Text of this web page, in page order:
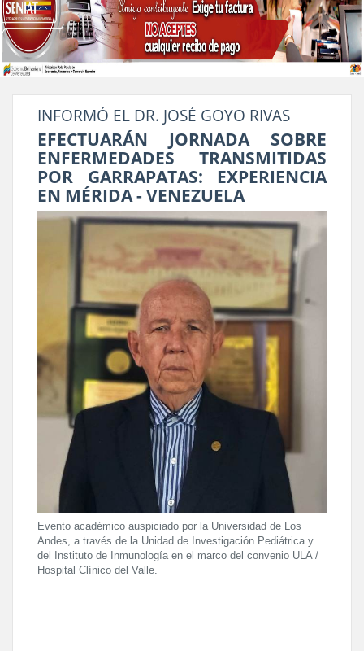
INFORMÓ EL DR. JOSÉ GOYO RIVAS
EFECTUARÁN JORNADA SOBRE
ENFERMEDADES TRANSMITIDAS
POR GARRAPATAS: EXPERIENCIA
EN MÉRIDA - VENEZUELA
Evento académico auspiciado por la Universidad de Los
Andes, a través de la Unidad de Investigación Pediátrica y
del Instituto de Inmunología en el marco del convenio ULA /
Hospital Clínico del Valle.